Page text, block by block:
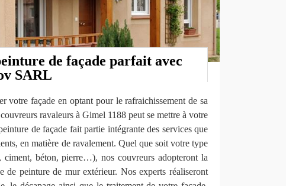
de façade parfait avec
SARL
votre façade en optant pour le rafraichissement de sa
ravaleurs à Gimel 1188 peut se mettre à votre
de façade fait partie intégrante des services que
en matière de ravalement. Quel que soit votre type
ciment, béton, pierre…), nos couvreurs adopteront la
de peinture de mur extérieur. Nos experts réaliseront